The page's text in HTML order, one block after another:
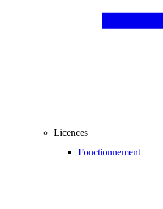
Licences
Fonctionnement